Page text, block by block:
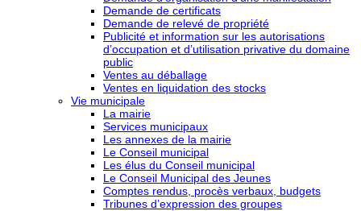
Demande de certificats
Demande de relevé de propriété
Publicité et information sur les autorisations
d’occupation et d’utilisation privative du domaine
public
Ventes au déballage
Ventes en liquidation des stocks
Vie municipale
La mairie
Services municipaux
Les annexes de la mairie
Le Conseil municipal
Les élus du Conseil municipal
Le Conseil Municipal des Jeunes
Comptes rendus, procès verbaux, budgets
Tribunes d’expression des groupes